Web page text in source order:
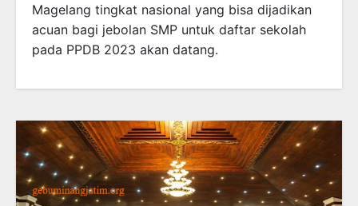
Magelang tingkat nasional yang bisa dijadikan
acuan bagi jebolan SMP untuk daftar sekolah
pada PPDB 2023 akan datang.